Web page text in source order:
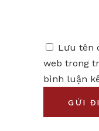
Lưu tên
web trong
bình luận